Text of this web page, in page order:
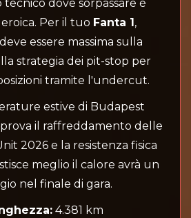
dove sorpassare è
Per il tuo Fanta 1 ,
essere massima sulla
strategia dei pit-stop per
tramite l'undercut.
estive di Budapest
il raffreddamento delle
2026 e la resistenza fisica
meglio il calore avrà un
nel finale di gara.
4.381 km